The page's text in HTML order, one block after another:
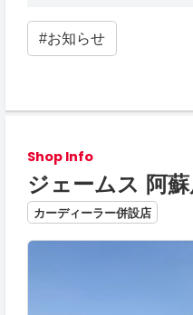
#お知らせ
Shop Info
ジェームス 阿
カーディーラー併設店